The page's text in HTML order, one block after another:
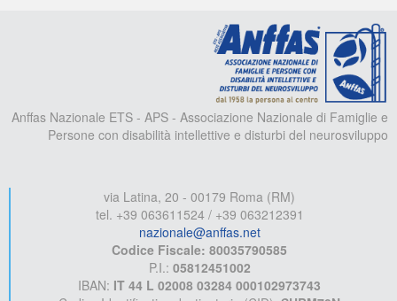
Anffas Nazionale ETS - APS - Associazione Nazionale di Famiglie e
Persone con disabilità intellettive e disturbi del neurosviluppo
via Latina, 20 - 00179 Roma (RM)
tel. +39 063611524 / +39 063212391
nazionale@anffas.net
Codice Fiscale: 80035790585
P.I.: 05812451002
IBAN: IT 44 L 02008 03284 000102973743